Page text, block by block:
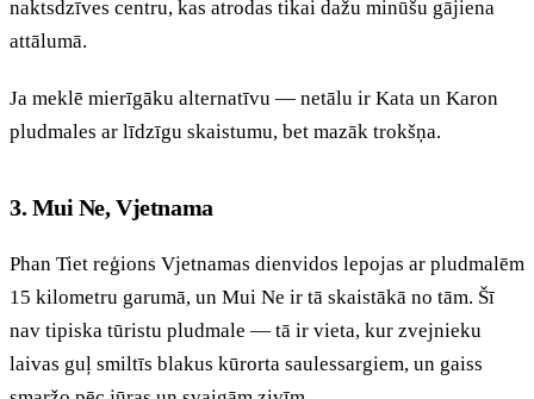
naktsdzīves centru, kas atrodas tikai dažu minūšu gājiena
attālumā.
Ja meklē mierīgāku alternatīvu — netālu ir Kata un Karon
pludmales ar līdzīgu skaistumu, bet mazāk trokšņa.
3. Mui Ne, Vjetnama
Phan Tiet reģions Vjetnamas dienvidos lepojas ar pludmalēm
15 kilometru garumā, un Mui Ne ir tā skaistākā no tām. Šī
nav tipiska tūristu pludmale — tā ir vieta, kur zvejnieku
laivas guļ smiltīs blakus kūrorta saulessargiem, un gaiss